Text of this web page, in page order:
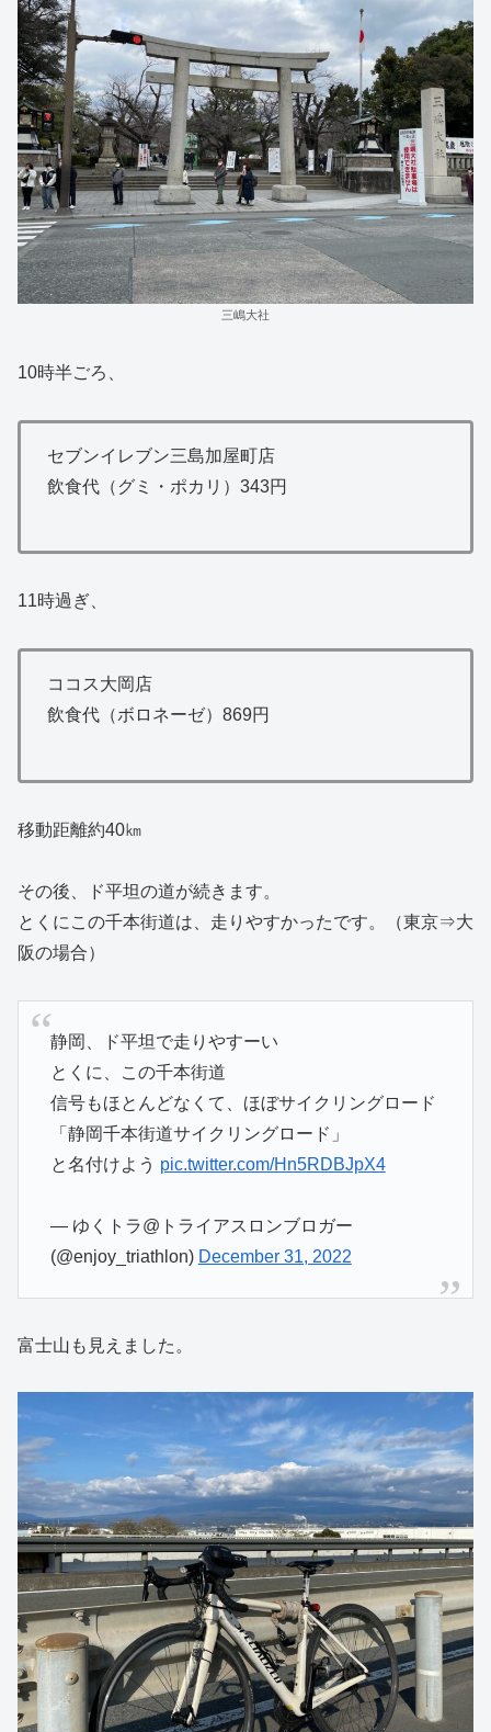
三嶋大社
10時半ごろ、
セブンイレブン三島加屋町店
飲食代（グミ・ポカリ）343円
11時過ぎ、
ココス大岡店
飲食代（ボロネーゼ）869円
移動距離約40㎞
その後、ド平坦の道が続きます。
とくにこの千本街道は、走りやすかったです。（東京⇒大
阪の場合）
静岡、ド平坦で走りやすーい
とくに、この千本街道
信号もほとんどなくて、ほぼサイクリングロード
「静岡千本街道サイクリングロード」
と名付けよう pic.twitter.com/Hn5RDBJpX4
— ゆくトラ@トライアスロンブロガー
(@enjoy_triathlon) December 31, 2022
富士山も見えました。